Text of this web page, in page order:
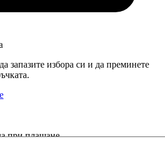
запазите избора си и да преминете
при плащане.